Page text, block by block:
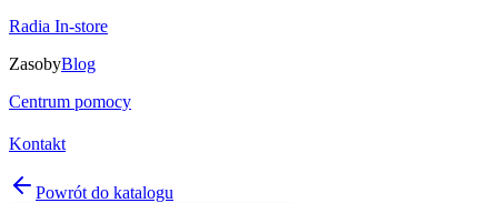
Radia In-store
ZasobyBlog
Centrum pomocy
Kontakt
Powrót do katalogu